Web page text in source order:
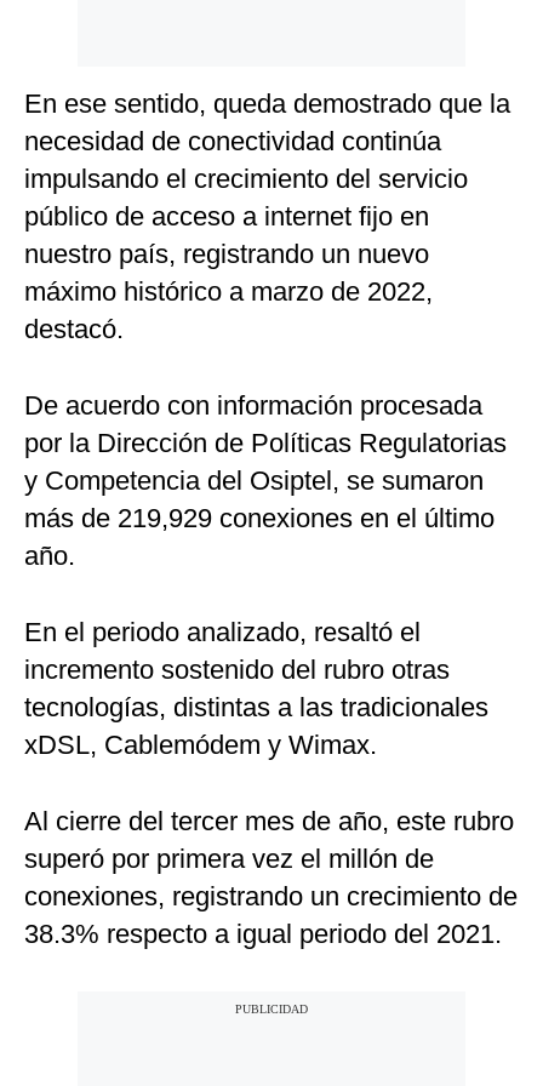
En ese sentido, queda demostrado que la
necesidad de conectividad continúa
impulsando el crecimiento del servicio
público de acceso a internet fijo en
nuestro país, registrando un nuevo
máximo histórico a marzo de 2022,
destacó.
De acuerdo con información procesada
por la Dirección de Políticas Regulatorias
y Competencia del Osiptel, se sumaron
más de 219,929 conexiones en el último
año.
En el periodo analizado, resaltó el
incremento sostenido del rubro otras
tecnologías, distintas a las tradicionales
xDSL, Cablemódem y Wimax.
Al cierre del tercer mes de año, este rubro
superó por primera vez el millón de
conexiones, registrando un crecimiento de
38.3% respecto a igual periodo del 2021.